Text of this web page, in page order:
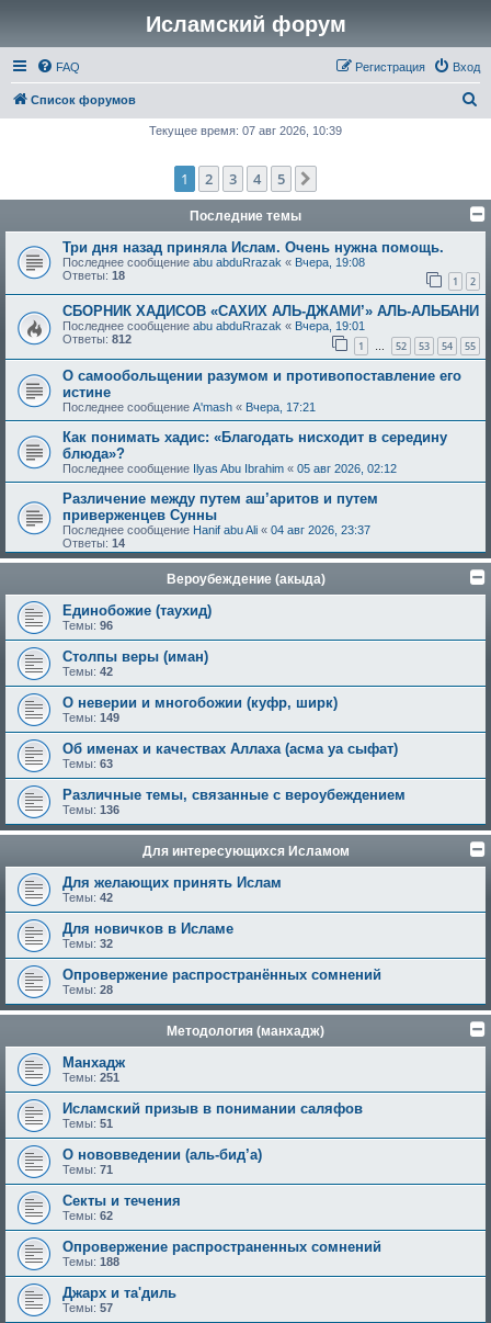
Исламский форум
FAQ Вход
Регистрация
Список форумов
к
Текущее время: 07 авг 2026, 10:39
1 2 3 4 5
Последние темы
Три дня назад приняла Ислам. Очень нужна помощь.
Последнее сообщение abu abduRrazak « Вчера, 19:08
Ответы: 18 1 2
СБОРНИК ХАДИСОВ «САХИХ АЛЬ-ДЖАМИ’» АЛЬ-АЛЬБАНИ
Последнее сообщение abu abduRrazak « Вчера, 19:01
Ответы: 812 1 … 52 53 54 55
О самообольщении разумом и противопоставление его
истине
Последнее сообщение A'mash « Вчера, 17:21
Как понимать хадис: «Благодать нисходит в середину
блюда»?
Последнее сообщение Ilyas Abu Ibrahim « 05 авг 2026, 02:12
Различение между путем аш’аритов и путем
приверженцев Сунны
Последнее сообщение Hanif abu Ali « 04 авг 2026, 23:37
Ответы: 14
Вероубеждение (акыда)
Единобожие (таухид)
Темы: 96
Столпы веры (иман)
Темы: 42
О неверии и многобожии (куфр, ширк)
Темы: 149
Об именах и качествах Аллаха (асма уа сыфат)
Темы: 63
Различные темы, связанные с вероубеждением
Темы: 136
Для интересующихся Исламом
Для желающих принять Ислам
Темы: 42
Для новичков в Исламе
Темы: 32
Опровержение распространённых сомнений
Темы: 28
Методология (манхадж)
Манхадж
Темы: 251
Исламский призыв в понимании саляфов
Темы: 51
О нововведении (аль-бид’а)
Темы: 71
Секты и течения
Темы: 62
Опровержение распространенных сомнений
Темы: 188
Джарх и та'диль
Темы: 57